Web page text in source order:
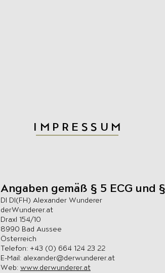
IMPRESSUM
Angaben gemäß § 5 ECG und
DI DI(FH) Alexander Wunderer
derWunderer.at
Draxl 154/10
8990 Bad Aussee
Österreich
Telefon: +43 (0) 664 124 23 22
E-Mail: alexander@derwunderer.at
Web: www.derwunderer.at